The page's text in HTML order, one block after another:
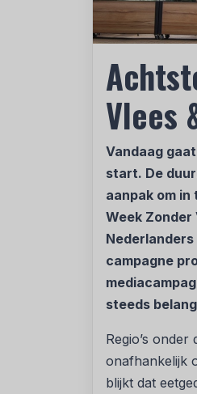
Vlees
Vandaag
start. De
aanpak om
Week
campagne
steeds
Regio’s
onafhankelijk
blijkt dat